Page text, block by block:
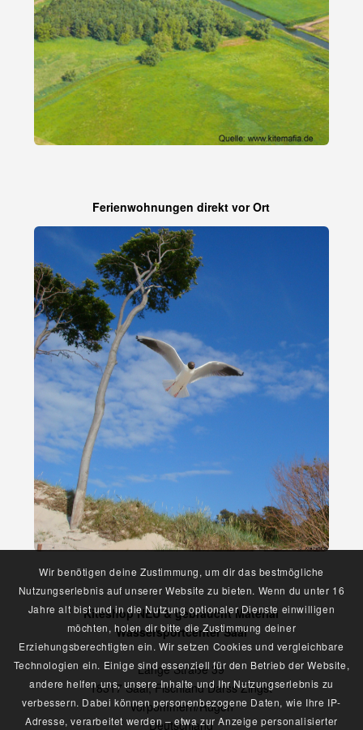
Ferienwohnungen direkt vor Ort
Kiteshop NEU & gebraucht Material
Wassersportcenter Saal
Lange Straße 39
18317 Saal, Fischland Darss Zingst
Vorpommern/Rügen
Deutschland
Wir benötigen deine Zustimmung, um dir das bestmögliche
Nutzungserlebnis auf unserer Website zu bieten. Wenn du unter 16
Jahre alt bist und in die Nutzung optionaler Dienste einwilligen
möchten, holen dir bitte die Zustimmung deiner
Erziehungsberechtigten ein. Wir setzen Cookies und vergleichbare
Technologien ein. Einige sind essenziell für den Betrieb der Website,
andere helfen uns, unsere Inhalte und Ihr Nutzungserlebnis zu
verbessern. Dabei können personenbezogene Daten, wie Ihre IP-
Adresse, verarbeitet werden – etwa zur Anzeige personalisierter